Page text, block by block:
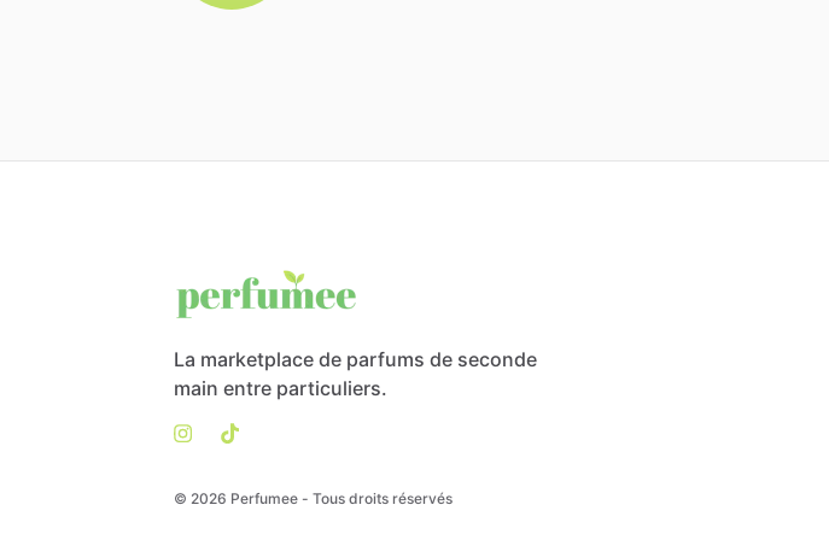
La marketplace de parfums de seconde
main entre particuliers.
© 2026 Perfumee - Tous droits réservés